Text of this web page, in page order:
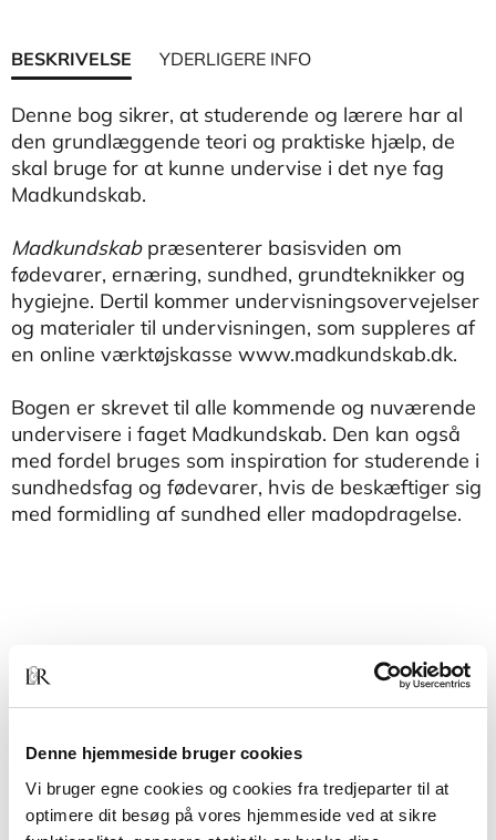
Denne hjemmeside bruger cookies
Vi bruger egne cookies og cookies fra tredjeparter til at
optimere dit besøg på vores hjemmeside ved at sikre
BESKRIVELSE YDERLIGERE INFO
Denne bog sikrer, at studerende og lærere har al
den grundlæggende teori og praktiske hjælp, de
skal bruge for at kunne undervise i det nye fag
Madkundskab.
Madkundskabpræsenterer basisviden om
fødevarer, ernæring, sundhed, grundteknikker og
hygiejne. Dertil kommer undervisningsovervejelser
og materialer til undervisningen, som suppleres af
en online værktøjskasse www.madkundskab.dk.
Bogen er skrevet til alle kommende og nuværende
undervisere i faget Madkundskab. Den kan også
med fordel bruges som inspiration for studerende i
sundhedsfag og fødevarer, hvis de beskæftiger sig
med formidling af sundhed eller madopdragelse.
Andre har også købt